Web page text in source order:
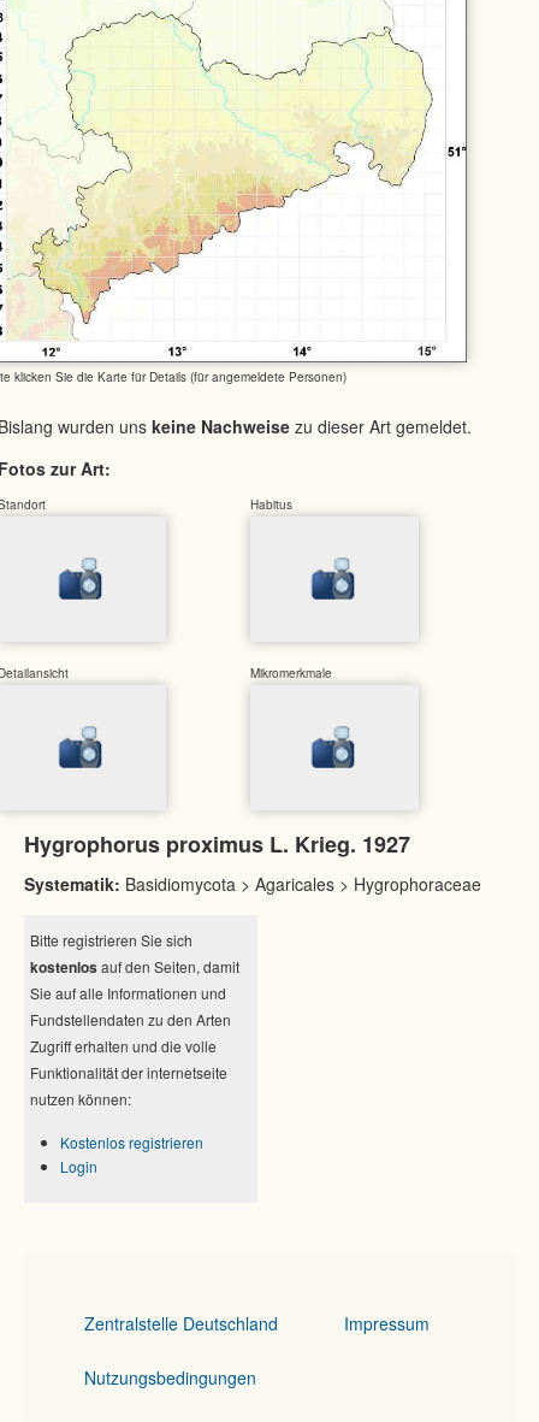
klicken Sie die Karte für Details (für angemeldete Personen)
wurden uns keine Nachweise zu dieser Art gemeldet.
zur Art:
Habitus
Mikromerkmale
Hygrophorus proximus L. Krieg. 1927
Systematik: Basidiomycota > Agaricales > Hygrophoraceae
Bitte registrieren Sie sich
kostenlos auf den Seiten, damit
Sie auf alle Informationen und
Fundstellendaten zu den Arten
Zugriff erhalten und die volle
Funktionalität der internetseite
nutzen können:
Kostenlos registrieren
Login
Zentralstelle Deutschland Impressum
Nutzungsbedingungen